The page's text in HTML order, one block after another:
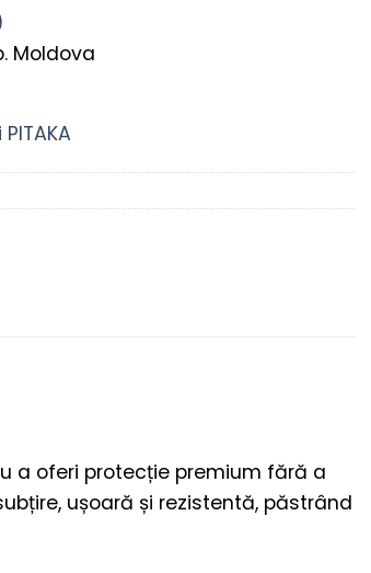
Moldova
a oferi protecție premium fără a
ușoară și rezistentă, păstrând